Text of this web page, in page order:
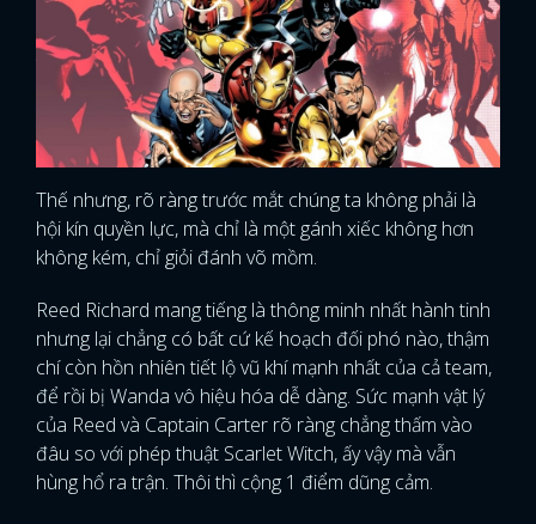
Thế nhưng, rõ ràng trước mắt chúng ta không phải là
hội kín quyền lực, mà chỉ là một gánh xiếc không hơn
không kém, chỉ giỏi đánh võ mồm.
Reed Richard mang tiếng là thông minh nhất hành tinh
nhưng lại chẳng có bất cứ kế hoạch đối phó nào, thậm
chí còn hồn nhiên tiết lộ vũ khí mạnh nhất của cả team,
để rồi bị Wanda vô hiệu hóa dễ dàng. Sức mạnh vật lý
của Reed và Captain Carter rõ ràng chẳng thấm vào
đâu so với phép thuật Scarlet Witch, ấy vậy mà vẫn
hùng hổ ra trận. Thôi thì cộng 1 điểm dũng cảm.